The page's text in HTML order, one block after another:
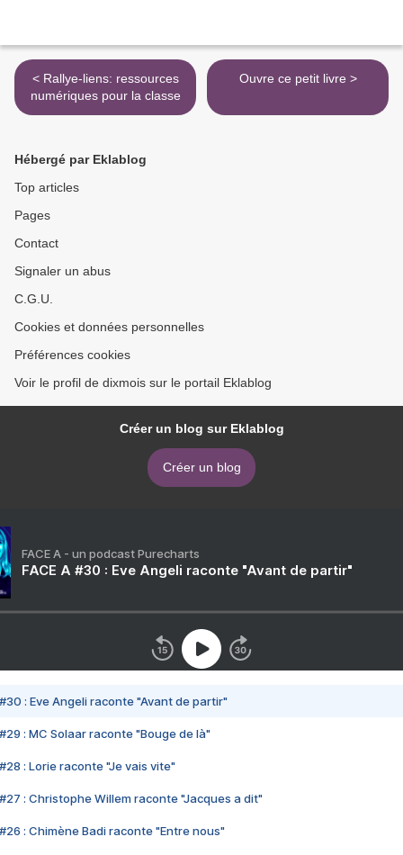
< Rallye-liens: ressources
numériques pour la classe
Ouvre ce petit livre >
Hébergé par Eklablog
Top articles
Pages
Contact
Signaler un abus
C.G.U.
Cookies et données personnelles
Préférences cookies
Voir le profil de dixmois sur le portail Eklablog
Créer un blog sur Eklablog
Créer un blog
FACE A - un podcast Purecharts
FACE A #30 : Eve Angeli raconte "Avant de partir"
#30 : Eve Angeli raconte "Avant de partir"
#29 : MC Solaar raconte "Bouge de là"
#28 : Lorie raconte "Je vais vite"
#27 : Christophe Willem raconte "Jacques a dit"
#26 : Chimène Badi raconte "Entre nous"